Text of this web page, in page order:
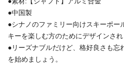
●中国製
●シナノのファミリー向けスキーポー
キーを楽しむ方のためにデザインされ
●リーズナブルだけど、格好良さも忘
を始めましょう。